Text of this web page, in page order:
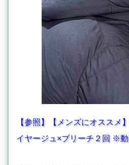
【参照】【メンズにオススメ
イヤージュ×ブリーチ２回 ※